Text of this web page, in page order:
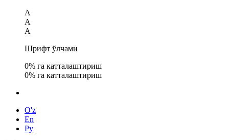
A
A
A
Шрифт ўлчами
0% га катталаштириш
0% га катталаштириш
O'z
En
Ру